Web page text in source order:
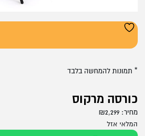
כורסה מרקוס
מחיר: ₪2,299
המלאי אזל
* תמונות להמחשה בלבד